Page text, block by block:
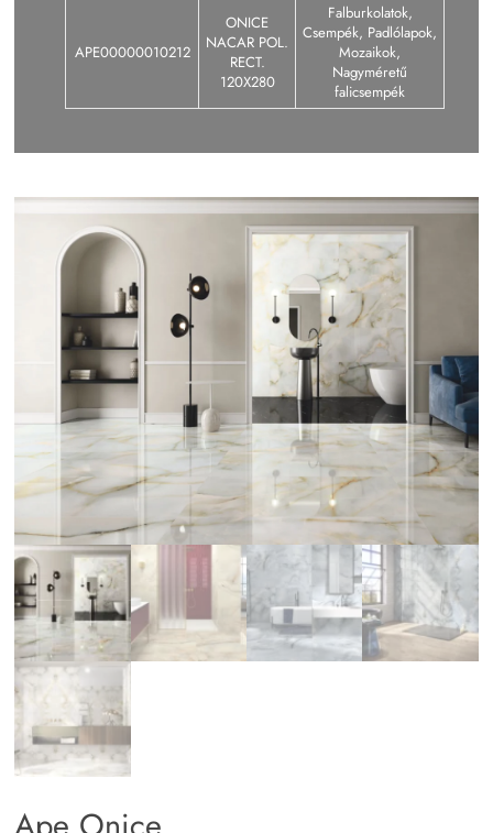
APE00000010212
ONICE
NACAR POL.
RECT.
120X280
Falburkolatok,
Csempék, Padlólapok,
Mozaikok,
Nagyméretű
falicsempék